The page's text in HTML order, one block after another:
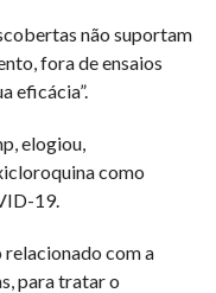
não suportam
fora de ensaios
eficácia”.
elogiou,
como
19.
com a
para tratar o